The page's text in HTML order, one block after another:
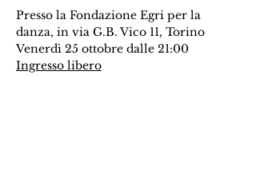
Presso la Fondazione Egri per la
danza, in via G.B. Vico 11, Torino
Venerdì 25 ottobre dalle 21:00
Ingresso libero